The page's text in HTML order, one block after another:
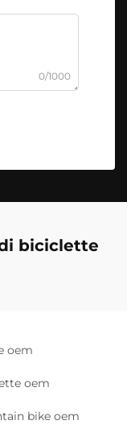
0/1000
biciclette
oem
oem
bike oem